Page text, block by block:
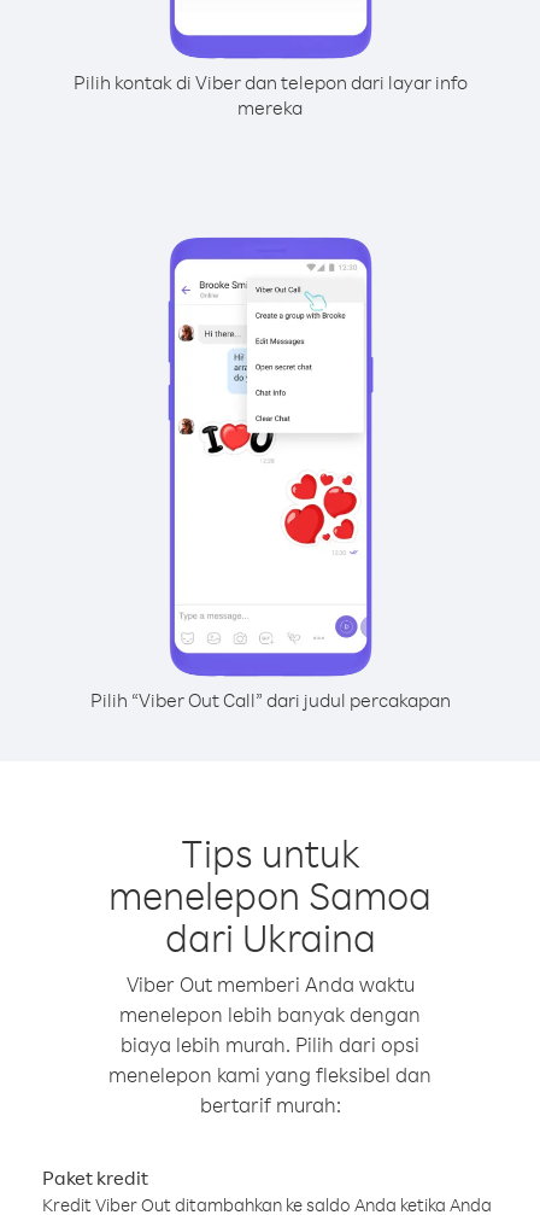
Pilih kontak di Viber dan telepon dari layar info
mereka
Pilih “Viber Out Call” dari judul percakapan
Tips untuk
menelepon Samoa
dari Ukraina
Viber Out memberi Anda waktu
menelepon lebih banyak dengan
biaya lebih murah. Pilih dari opsi
menelepon kami yang fleksibel dan
bertarif murah:
Paket kredit
Kredit Viber Out ditambahkan ke saldo Anda ketika Anda